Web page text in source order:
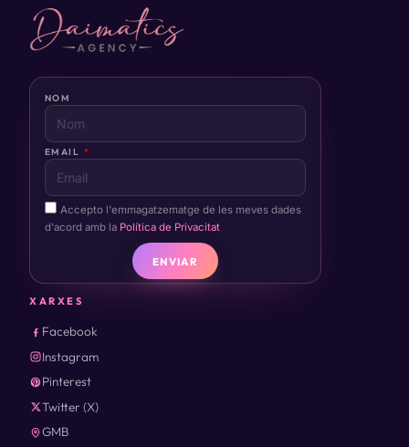
NOM
EMAIL
Accepto l'emmagatzematge de les meves dades
d'acord amb la Política de Privacitat
ENVIAR
XARXES
Facebook
Instagram
Pinterest
Twitter (X)
GMB